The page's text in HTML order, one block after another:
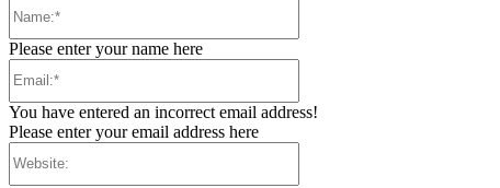
Please enter your name here
You have entered an incorrect email address!
Please enter your email address here